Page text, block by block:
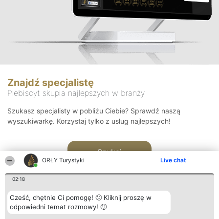
ORŁY Turystyki Live chat
02:18
Cześć, chętnie Ci pomogę! 🙂 Kliknij proszę w
odpowiedni temat rozmowy! 🙂
Znajdź specjalistę
Plebiscyt skupia najlepszych w branży
Szukasz specjalisty w pobliżu Ciebie? Sprawdź naszą
wyszukiwarkę. Korzystaj tylko z usług najlepszych!
Szukaj